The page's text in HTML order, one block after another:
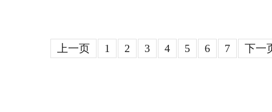
上一页 1 2 3 4 5 6 7 下一